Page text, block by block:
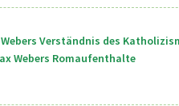
Webers Verständnis des
Webers Romaufenthalte